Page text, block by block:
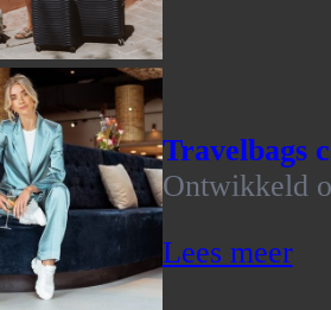
Travelbags
Ontwikkeld
Lees meer